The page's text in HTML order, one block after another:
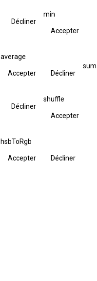
Décliner
min
Accepter
average
Accepter Décliner
sum
Décliner
shuffle
Accepter
hsbToRgb
Accepter Décliner